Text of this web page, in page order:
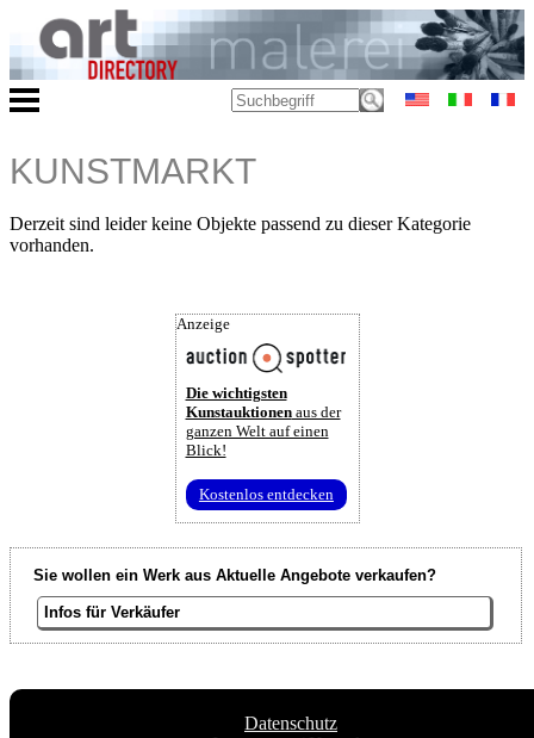
KUNSTMARKT
Derzeit sind leider keine Objekte passend zu dieser Kategorie
vorhanden.
Anzeige
Die wichtigsten
Kunstauktionenaus der
ganzen Welt auf einen
Blick!
Kostenlos entdecken
Sie wollen ein Werk aus Aktuelle Angebote verkaufen?
Infos für Verkäufer
Datenschutz